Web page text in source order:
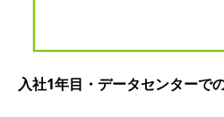
入社1年目・データセンターで